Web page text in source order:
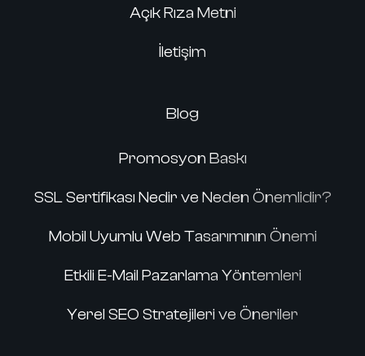
Açık Rıza Metni
İletişim
Blog
Promosyon Baskı
SSL Sertifikası Nedir ve Neden Önemlidir?
Mobil Uyumlu Web Tasarımının Önemi
Etkili E-Mail Pazarlama Yöntemleri
Yerel SEO Stratejileri ve Öneriler